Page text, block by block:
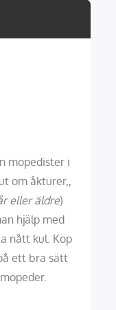
mopedister i
om åkturer,,
eller äldre)
hjälp med
nått kul. Köp
ett bra sätt